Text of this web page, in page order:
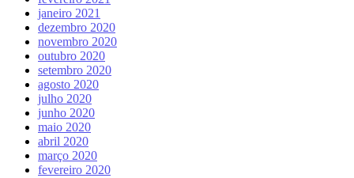
janeiro 2021
dezembro 2020
novembro 2020
outubro 2020
setembro 2020
agosto 2020
julho 2020
junho 2020
maio 2020
abril 2020
março 2020
fevereiro 2020